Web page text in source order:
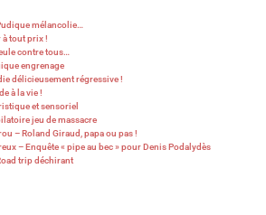
mélancolie…
à tout prix !
contre tous…
engrenage
délicieusement régressive !
à la vie !
et sensoriel
jeu de massacre
– Roland Giraud, papa ou pas !
– Enquête « pipe au bec » pour Denis Podalydès
trip déchirant